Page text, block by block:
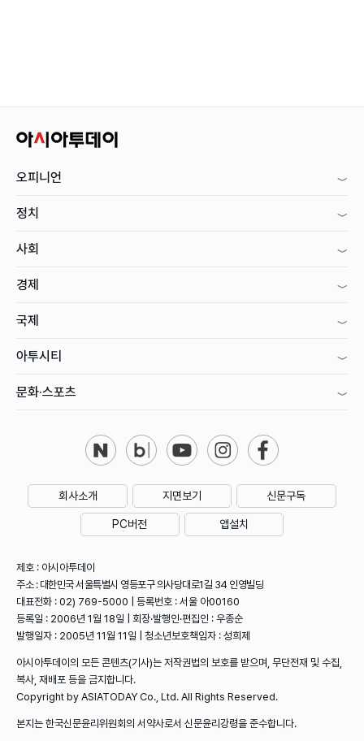
오피니언
정치
사회
경제
국제
아투시티
문화·스포츠
회사소개 지면보기 신문구독
PC버전 앱설치
제호 : 아시아투데이
주소 : 대한민국 서울특별시 영등포구 의사당대로1길 34 인영빌딩
대표전화 : 02) 769-5000 | 등록번호 : 서울 아00160
등록일 : 2006년 1월 18일 | 회장·발행인·편집인 : 우종순
발행일자 : 2005년 11월 11일 | 청소년보호책임자 : 성희제
아시아투데이의 모든 콘텐츠(기사)는 저작권법의 보호를 받으며, 무단전재 및 수집,
복사, 재배포 등을 금지합니다.
Copyright by ASIATODAY Co., Ltd. All Rights Reserved.
본지는 한국신문윤리위원회의 서약사로서 신문윤리강령을 준수합니다.